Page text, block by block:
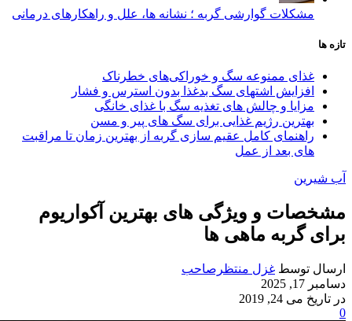
مشکلات گوارشی گربه ؛ نشانه‌ ها، علل و راهکارهای درمانی
تازه ها
غذای ممنوعه سگ و خوراکی‌های خطرناک
افزایش اشتهای سگ بدغذا بدون استرس و فشار
مزایا و چالش‌ های تغذیه سگ با غذای خانگی
بهترین رژیم غذایی برای سگ‌ های پیر و مسن
راهنمای کامل عقیم سازی گربه از بهترین زمان تا مراقبت‌
های بعد از عمل
آب شیرین
مشخصات و ویژگی های بهترین آکواریوم
برای گربه ماهی ها
ارسال توسط غزل منتظرصاحب
دسامبر 17, 2025
در تاریخ می 24, 2019
0